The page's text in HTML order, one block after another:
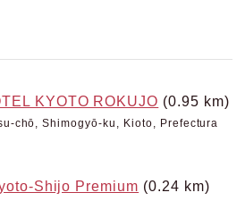
KYOTO ROKUJO (0.95 km)
chō, Shimogyō-ku, Kioto, Prefectura
Shijo Premium (0.24 km)